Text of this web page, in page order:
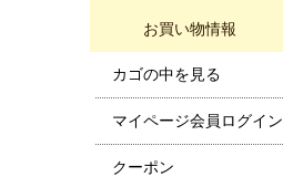
お買い物情報
カゴの中を見る
マイページ会員ログイン
クーポン